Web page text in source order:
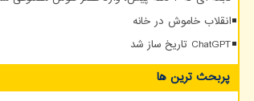
انقلاب خاموش در خانه
ChatGPT تاریخ ساز شد
پربحث ترین ها